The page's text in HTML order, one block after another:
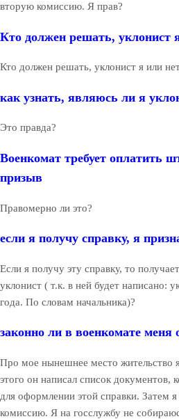
вторую комиссию. Я прав?
Кто должен решать, уклонист
Кто должен решать, уклонист я или
как узнать, являюсь ли я
Это правда?
Военкомат требует оплатить
призыв
Правомерно ли это?
если я получу справку, я
Если я получу эту справку, то
уклонист ( т.к. в ней будет написано:
года. По словам начальника)?
законно ли в военкомате
Про мое нынешнее место жительство
этого он написал список документов,
для оформлении этой справки. Затем
комиссию. Я на госслужбу не